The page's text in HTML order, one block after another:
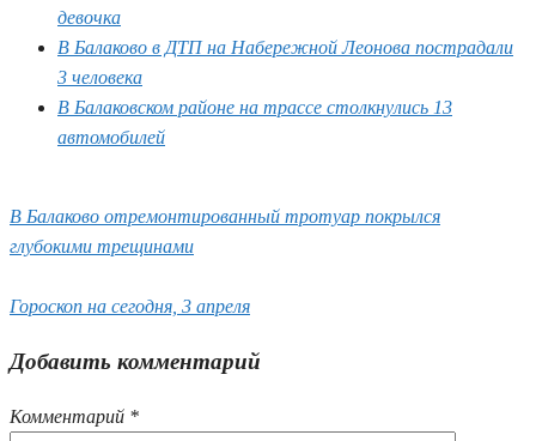
девочка
В Балаково в ДТП на Набережной Леонова пострадали
3 человека
В Балаковском районе на трассе столкнулись 13
автомобилей
В Балаково отремонтированный тротуар покрылся
глубокими трещинами
Гороскоп на сегодня, 3 апреля
Добавить комментарий
Комментарий *